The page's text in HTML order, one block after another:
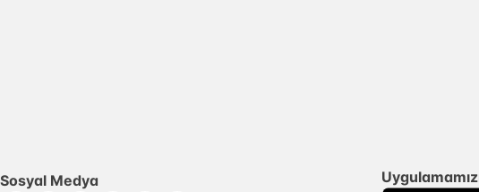
Sosyal Medya